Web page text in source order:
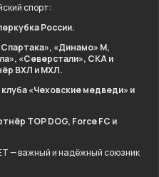
спорт:
России.
«Динамо» М,
«Северстали», СКА и
ВХЛ и МХЛ.
«Чеховские медведи» и
TOP DOG, Force FC и
— важный и надёжный союзник